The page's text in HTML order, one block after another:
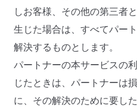
しお客様、その他の第三者
生じた場合は、すべてパー
解決するものとします。
パートナーの本サービスの
じたときは、パートナーは
に、その解決のために要し